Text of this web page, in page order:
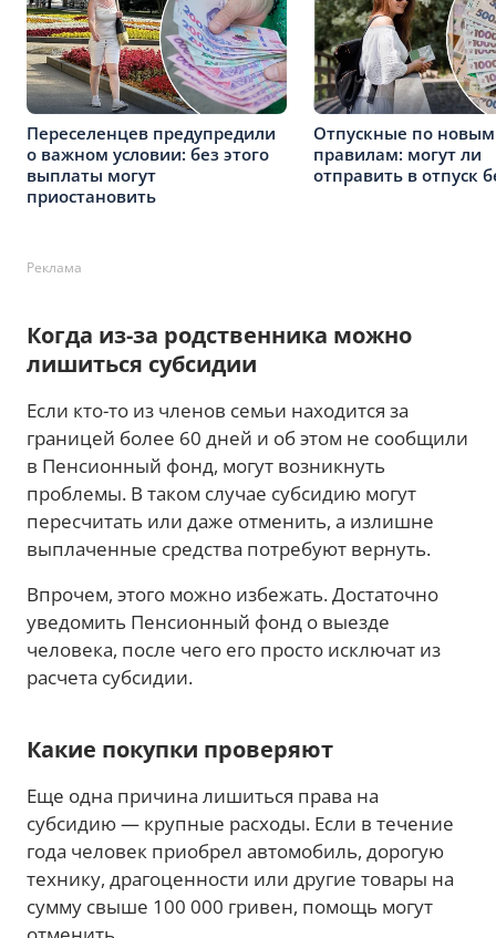
Переселенцев предупредили
о важном условии: без этого
выплаты могут
приостановить
Отпускные по новым
правилам: могут ли
отправить в отпуск
Реклама
Когда из-за родственника можно
лишиться субсидии
Если кто-то из членов семьи находится за
границей более 60 дней и об этом не сообщили
в Пенсионный фонд, могут возникнуть
проблемы. В таком случае субсидию могут
пересчитать или даже отменить, а излишне
выплаченные средства потребуют вернуть.
Впрочем, этого можно избежать. Достаточно
уведомить Пенсионный фонд о выезде
человека, после чего его просто исключат из
расчета субсидии.
Какие покупки проверяют
Еще одна причина лишиться права на
субсидию — крупные расходы. Если в течение
года человек приобрел автомобиль, дорогую
технику, драгоценности или другие товары на
сумму свыше 100 000 гривен, помощь могут